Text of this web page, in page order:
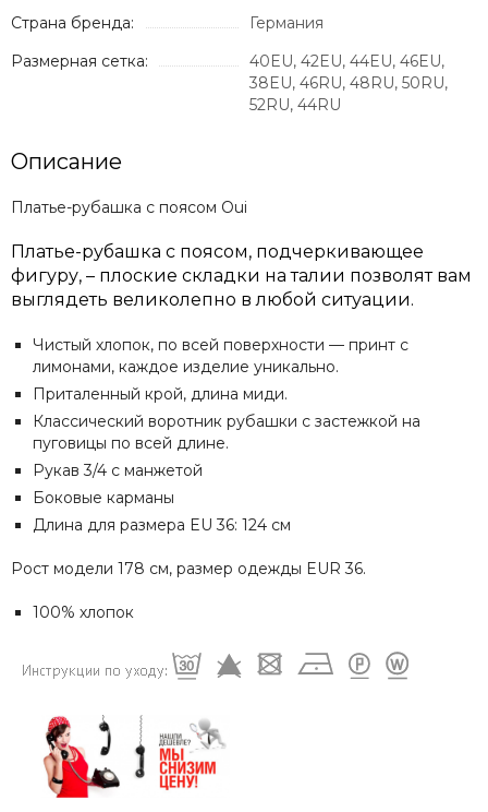
Страна бренда:
Германия
Размерная сетка:
40EU, 42EU, 44EU, 46EU,
38EU, 46RU, 48RU, 50RU,
52RU, 44RU
Описание
Платье-рубашка с поясом Oui
Платье-рубашка с поясом, подчеркивающее
фигуру, – плоские складки на талии позволят вам
выглядеть великолепно в любой ситуации.
Чистый хлопок, по всей поверхности — принт с
лимонами, каждое изделие уникально.
Приталенный крой, длина миди.
Классический воротник рубашки с застежкой на
пуговицы по всей длине.
Рукав 3/4 с манжетой
Боковые карманы
Длина для размера EU 36: 124 см
Рост модели 178 см, размер одежды EUR 36.
100% хлопок